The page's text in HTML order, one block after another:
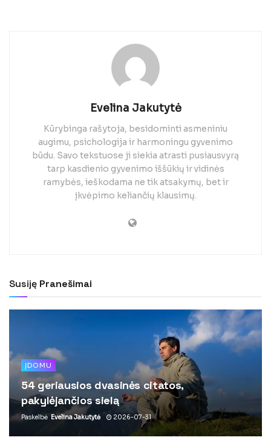
Evelina Jakutytė
Kūrybinga rašytoja, besidominti asmeniniu
augimu, psichologija ir harmoningu gyvenimo
būdu. Savo tekstuose ji siekia atrasti pusiausvyrą
tarp kasdienio gyvenimo iššūkių ir vidinės
ramybės, ieškodama ne tik atsakymų, bet ir
įkvėpimo keliančių klausimų.
Susiję Pranešimai
ĮDOMU
54 geriausios dvasinės citatos,
pakylėjančios sielą
Paskelbė Evelina Jakutytė 2026-07-31